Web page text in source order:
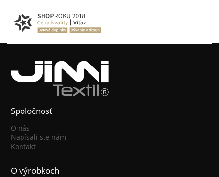
Spoločnosť
O nás
Napísali ste nám
Kontakt
O výrobkoch